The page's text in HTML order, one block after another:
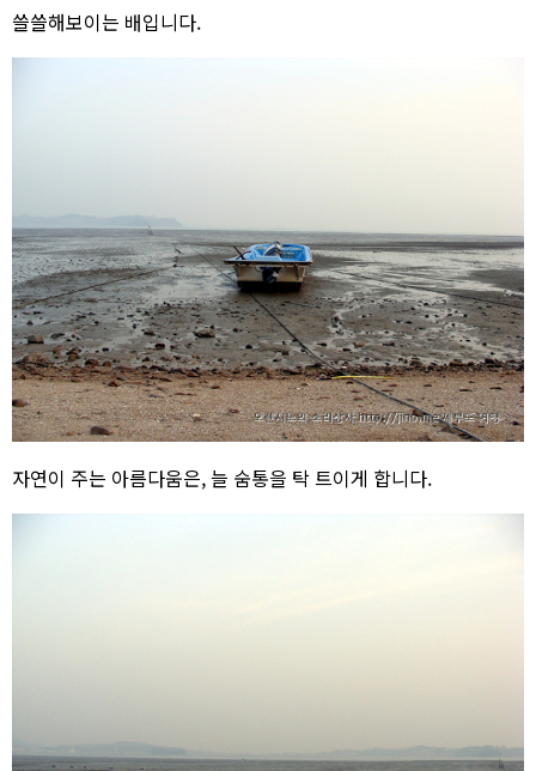
쓸쓸해보이는 배입니다.
자연이 주는 아름다움은, 늘 숨통을 탁 트이게 합니다.